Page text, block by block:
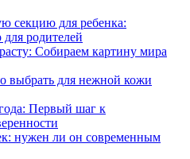
секцию для ребенка:
родителей
Собираем картину мира
выбрать для нежной кожи
Первый шаг к
нужен ли он современным